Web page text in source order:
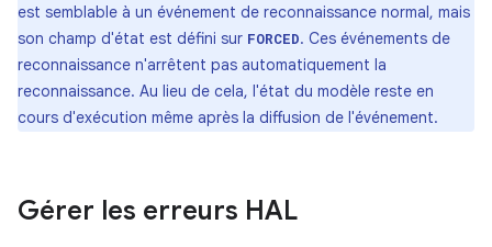
est semblable à un événement de reconnaissance normal, mais
son champ d'état est défini sur FORCED. Ces événements de
reconnaissance n'arrêtent pas automatiquement la
reconnaissance. Au lieu de cela, l'état du modèle reste en
cours d'exécution même après la diffusion de l'événement.
Gérer les erreurs HAL